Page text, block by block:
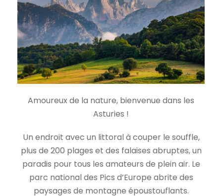
Amoureux de la nature, bienvenue dans les
Asturies !
Un endroit avec un littoral à couper le souffle,
plus de 200 plages et des falaises abruptes, un
paradis pour tous les amateurs de plein air. Le
parc national des Pics d’Europe abrite des
paysages de montagne époustouflants.